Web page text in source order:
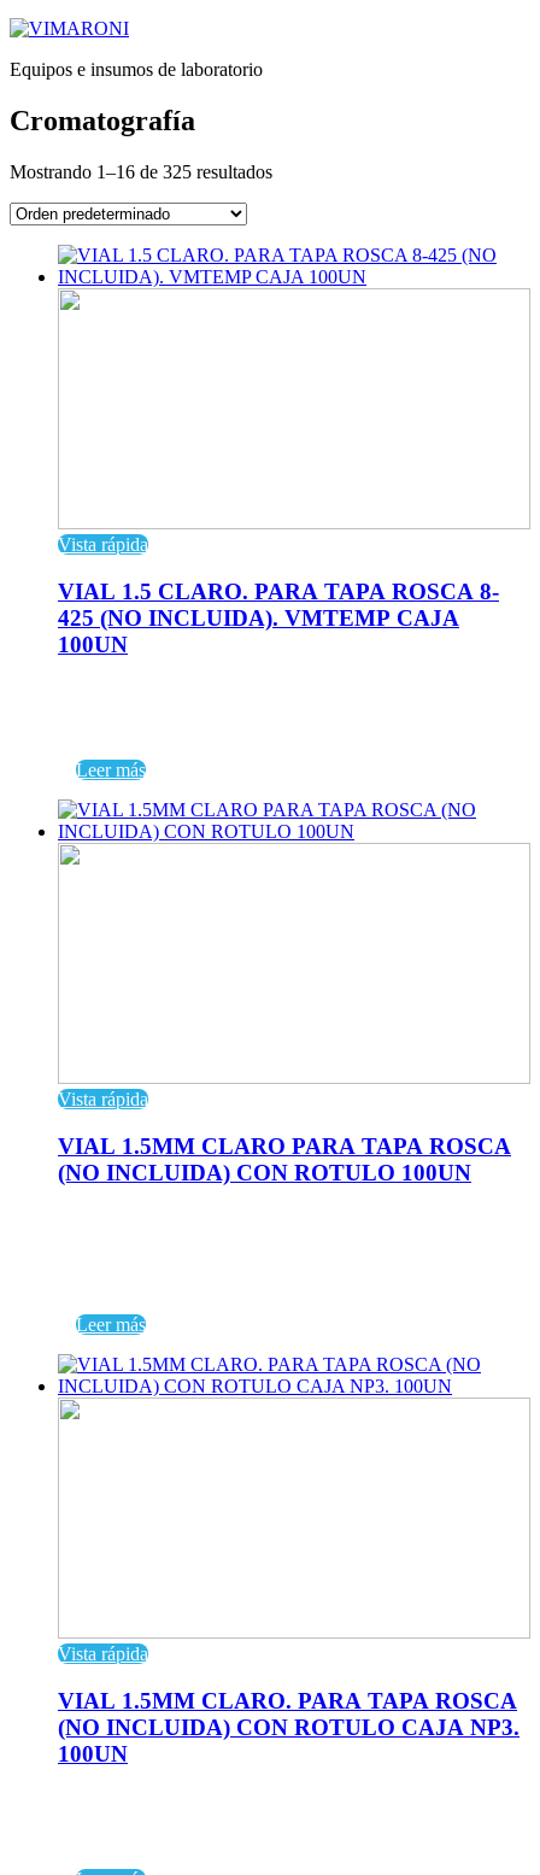
Equipos e insumos de laboratorio
Cromatografía
Mostrando 1–16 de 325 resultados
Vista rápida
VIAL 1.5 CLARO. PARA TAPA ROSCA 8-
425 (NO INCLUIDA). VMTEMP CAJA
100UN
Leer más
Vista rápida
VIAL 1.5MM CLARO PARA TAPA ROSCA
(NO INCLUIDA) CON ROTULO 100UN
Leer más
Vista rápida
VIAL 1.5MM CLARO. PARA TAPA ROSCA
(NO INCLUIDA) CON ROTULO CAJA NP3.
100UN